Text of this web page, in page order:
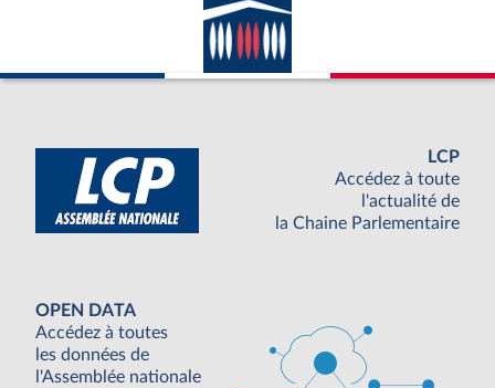
LCP
Accédez à toute
l'actualité de
la Chaine Parlementaire
OPEN DATA
Accédez à toutes
les données de
l'Assemblée nationale